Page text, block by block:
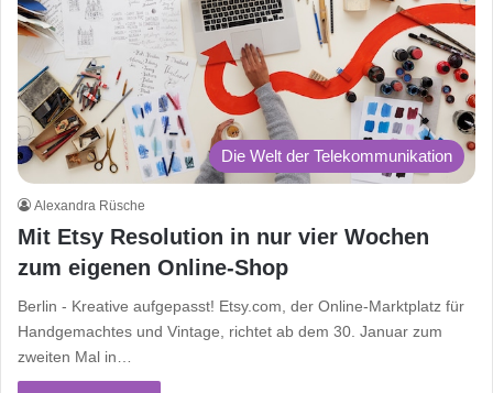
Die Welt der Telekommunikation
Alexandra Rüsche
Mit Etsy Resolution in nur vier Wochen
zum eigenen Online-Shop
Berlin - Kreative aufgepasst! Etsy.com, der Online-Marktplatz für
Handgemachtes und Vintage, richtet ab dem 30. Januar zum
zweiten Mal in…